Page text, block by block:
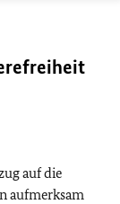
auf die
aufmerksam